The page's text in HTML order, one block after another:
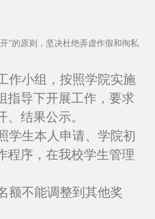
”的原则，坚决杜绝弄虚作假和徇私
作小组，按照学院实施
指导下开展工作，要求
结果公示。
学生本人申请、学院初
程序，在我校学生管理
额不能调整到其他奖